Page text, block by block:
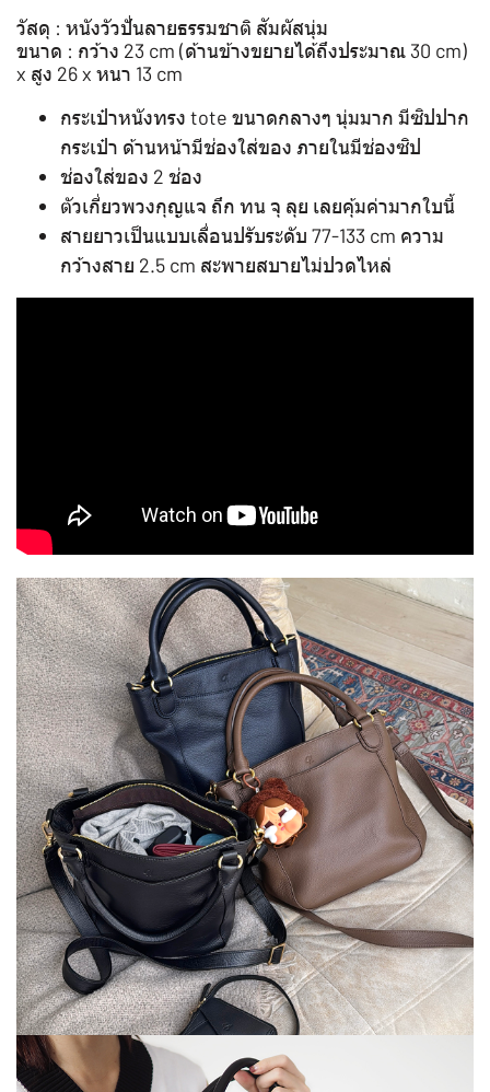
วัสดุ : หนังวัวปั่นลายธรรมชาติ สัมผัสนุ่ม
ขนาด : กว้าง 23 cm (ด้านข้างขยายได้ถึงประมาณ 30 cm)
x สูง 26 x หนา 13 cm
กระเป๋าหนังทรง tote ขนาดกลางๆ นุ่มมาก มีซิปปาก
กระเป๋า ด้านหน้ามีช่องใส่ของ ภายในมีช่องซิป
ช่องใส่ของ 2 ช่อง
ตัวเกี่ยวพวงกุญแจ ถึก ทน จุ ลุย เลยคุ้มค่ามากใบนี้
สายยาวเป็นแบบเลื่อนปรับระดับ 77-133 cm ความ
กว้างสาย 2.5 cm สะพายสบายไม่ปวดไหล่